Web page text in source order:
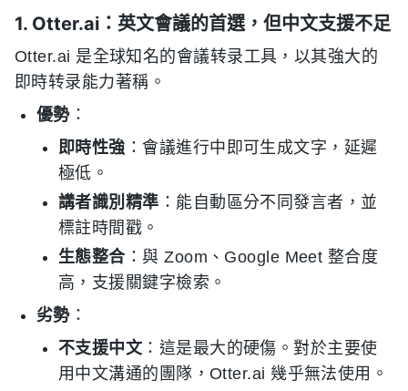
1. Otter.ai：英文會議的首選，但中文支援不足
Otter.ai 是全球知名的會議转录工具，以其強大的
即時转录能力著稱。
優勢：
即時性強 ：會議進行中即可生成文字，延遲
極低。
講者識別精準 ：能自動區分不同發言者，並
標註時間戳。
生態整合：與 Zoom、Google Meet 整合度
高，支援關鍵字檢索。
劣勢：
不支援中文 ：這是最大的硬傷。對於主要使
用中文溝通的團隊，Otter.ai 幾乎無法使用。